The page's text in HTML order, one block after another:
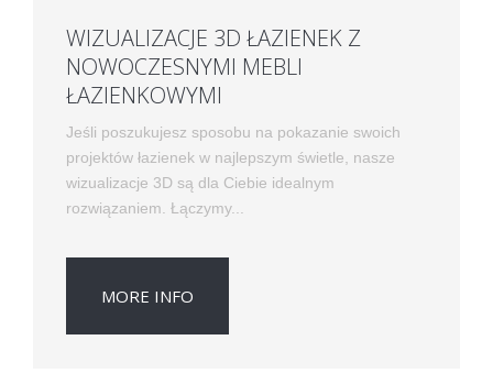
WIZUALIZACJE 3D ŁAZIENEK Z
NOWOCZESNYMI MEBLI
ŁAZIENKOWYMI
Jeśli poszukujesz sposobu na pokazanie swoich
projektów łazienek w najlepszym świetle, nasze
wizualizacje 3D są dla Ciebie idealnym
rozwiązaniem. Łączymy...
MORE INFO